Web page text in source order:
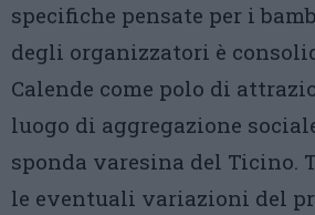
specifiche pensate per i
degli organizzatori è
Calende come polo di
luogo di aggregazione
sponda varesina del Ticino.
le eventuali variazioni del